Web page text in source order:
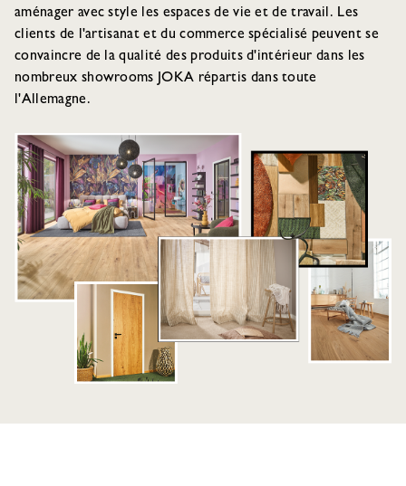
aménager avec style les espaces de vie et de travail. Les
clients de l'artisanat et du commerce spécialisé peuvent se
convaincre de la qualité des produits d'intérieur dans les
nombreux showrooms JOKA répartis dans toute
l'Allemagne.